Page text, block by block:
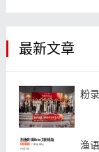
最新文章
粉
渔